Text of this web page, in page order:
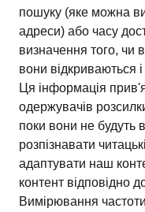
пошуку (яке можна
адреси) або часу
визначення того, чи
вони відкриваються
Ця інформація
одержувачів
поки вони не будуть
розпізнавати
адаптувати наш
контент відповідно
Вимірювання частоти